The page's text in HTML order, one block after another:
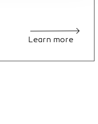
Learn more